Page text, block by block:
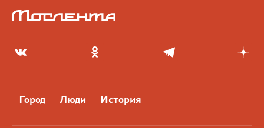
Город Люди История